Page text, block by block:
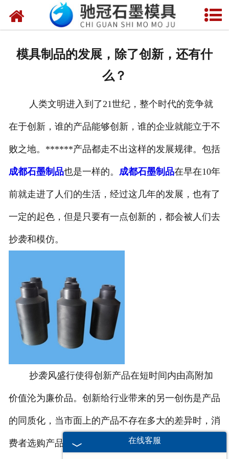
网站首页
联系我们
模具制品的发展，除了创新，还有什
么？
人类文明进入到了21世纪，整个时代的竞争就
在于创新，谁的产品能够创新，谁的企业就能立于不
败之地。******产品都走不出这样的发展规律。包括
成都石墨制品也是一样的。 成都石墨制品在早在10年
前就走进了人们的生活，经过这几年的发展，也有了
一定的起色，但是只要有一点创新的，都会被人们去
抄袭和模仿。
抄袭风盛行使得创新产品在短时间内由高附加
价值沦为廉价品。创新给行业带来的另一创伤是产品
的同质化，当市面上的产品不存在多大的差异时，消
费者选购产品的侧重点开始转移，这也给企业传递一
在线客服